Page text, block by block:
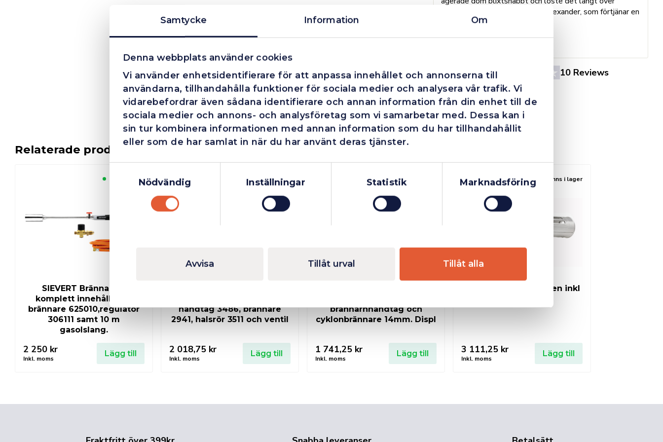
Samtycke Information Om
Denna webbplats använder cookies
Vi använder enhetsidentifierare för att anpassa innehållet och annonserna till
användarna, tillhandahålla funktioner för sociala medier och analysera vår trafik. Vi
vidarebefordrar även sådana identifierare och annan information från din enhet till de
sociala medier och annons- och analysföretag som vi samarbetar med. Dessa kan i
sin tur kombinera informationen med annan information som du har tillhandahållit
eller som de har samlat in när du har använt deras tjänster.
Nödvändig
Inställningar Statistik Marknadsföring
Avvisa Tillåt urval Tillåt alla
4.4 10 Reviews
förväntan. Hade kontakt med Alexander, som förtjänar en
extra guldstjärna.
Relaterade produkter
Finns i lager
SIEVERT Brännarset
komplett innehållande
brännare 625010,regulator
306111 samt 10 m
gasolslang.
2 250 kr
Inkl. moms
Lägg till
Finns i lager
handtag 3486, brännare
2941, halsrör 3511 och ventil
2 018,75 kr
Inkl. moms
Lägg till
Finns i lager
brännarhhandtag och
cyklonbrännare 14mm. Displ
1 741,25 kr
Inkl. moms
Lägg till
Finns i lager
CFH Lödkolv gasdriven inkl
3 111,25 kr
Inkl. moms
Lägg till